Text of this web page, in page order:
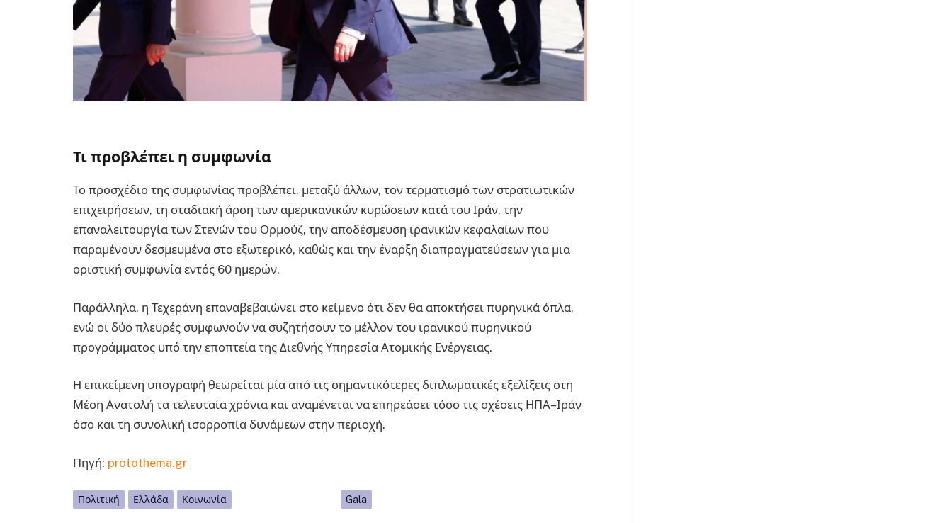
Τι προβλέπει η συμφωνία
Το προσχέδιο της συμφωνίας προβλέπει, μεταξύ άλλων, τον τερματισμό των στρατιωτικών
επιχειρήσεων, τη σταδιακή άρση των αμερικανικών κυρώσεων κατά του Ιράν, την
επαναλειτουργία των Στενών του Ορμούζ, την αποδέσμευση ιρανικών κεφαλαίων που
παραμένουν δεσμευμένα στο εξωτερικό, καθώς και την έναρξη διαπραγματεύσεων για μια
οριστική συμφωνία εντός 60 ημερών.
Παράλληλα, η Τεχεράνη επαναβεβαιώνει στο κείμενο ότι δεν θα αποκτήσει πυρηνικά όπλα,
ενώ οι δύο πλευρές συμφωνούν να συζητήσουν το μέλλον του ιρανικού πυρηνικού
προγράμματος υπό την εποπτεία της Διεθνής Υπηρεσία Ατομικής Ενέργειας.
Η επικείμενη υπογραφή θεωρείται μία από τις σημαντικότερες διπλωματικές εξελίξεις στη
Μέση Ανατολή τα τελευταία χρόνια και αναμένεται να επηρεάσει τόσο τις σχέσεις ΗΠΑ–Ιράν
όσο και τη συνολική ισορροπία δυνάμεων στην περιοχή.
Πηγή: protothema.gr
Πολιτική Ελλάδα Κοινωνία Gala